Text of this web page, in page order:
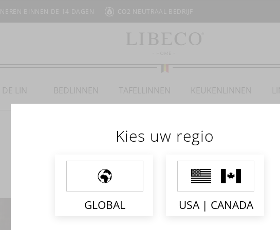
Kies uw regio
GLOBAL USA | CANADA
BINNEN DE 14 DAGEN CO2 NEUTRAAL BEDRIJF
DE LIN BEDLINNEN TAFELLINNEN KEUKENLINNEN
STELLA